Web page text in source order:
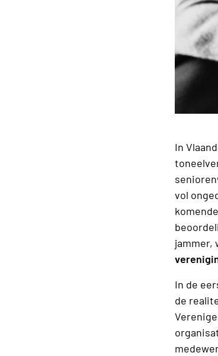
In
vol
jammer,
In de
de